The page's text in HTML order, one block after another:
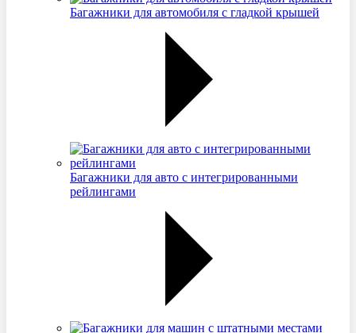
Багажники для автомобиля с гладкой крышей
Багажники для авто с интегрированными
рейлингами